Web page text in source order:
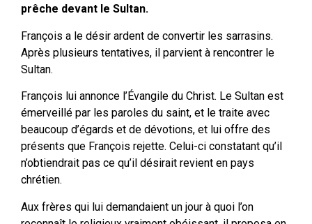
prêche devant le Sultan.
François a le désir ardent de convertir les sarrasins.
Après plusieurs tentatives, il parvient à rencontrer le
Sultan.
François lui annonce l’Évangile du Christ. Le Sultan est
émerveillé par les paroles du saint, et le traite avec
beaucoup d’égards et de dévotions, et lui offre des
présents que François rejette. Celui-ci constatant qu’il
n’obtiendrait pas ce qu’il désirait revient en pays
chrétien.
Aux frères qui lui demandaient un jour à quoi l’on